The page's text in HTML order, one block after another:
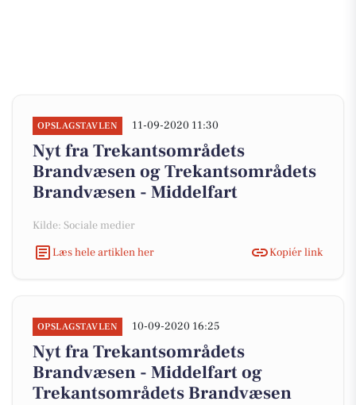
OPSLAGSTAVLEN 11-09-2020 11:30
Nyt fra Trekantsområdets
Brandvæsen og Trekantsområdets
Brandvæsen - Middelfart
Kilde: Sociale medier
Læs hele artiklen her
Kopiér link
OPSLAGSTAVLEN 10-09-2020 16:25
Nyt fra Trekantsområdets
Brandvæsen - Middelfart og
Trekantsområdets Brandvæsen